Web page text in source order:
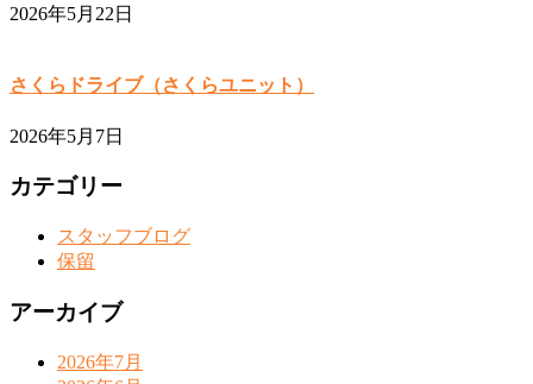
2026年5月22日
さくらドライブ（さくらユニット）
2026年5月7日
カテゴリー
スタッフブログ
保留
アーカイブ
2026年7月